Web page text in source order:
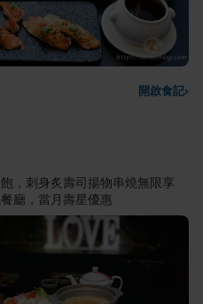
開啟食記›
，刺身炙壽司揚物串燒無限享
廳，當月壽星優惠